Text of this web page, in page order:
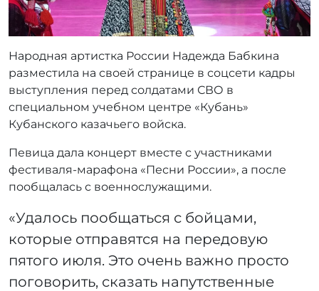
n
Народная артистка России Надежда Бабкина
разместила на своей странице в соцсети кадры
выступления перед солдатами СВО в
специальном учебном центре «Кубань»
Кубанского казачьего войска.
Певица дала концерт вместе с участниками
фестиваля-марафона «Песни России», а после
пообщалась с военнослужащими.
«Удалось пообщаться с бойцами,
которые отправятся на передовую
пятого июля. Это очень важно просто
поговорить, сказать напутственные